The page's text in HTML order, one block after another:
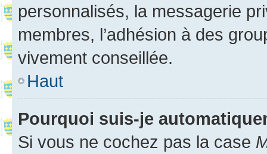
personnalisés, la messagerie
membres, l’adhésion à des
vivement conseillée.
Haut
Pourquoi suis-je
Si vous ne cochez pas la case